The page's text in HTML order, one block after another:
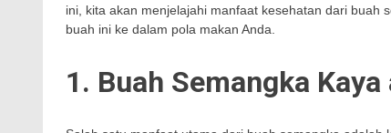
ini, kita akan menjelajahi manfaat kesehatan dari buah
buah ini ke dalam pola makan Anda.
1. Buah Semangka